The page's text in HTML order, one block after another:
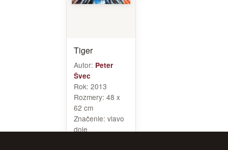
Tiger
Autor: Peter
Švec
Rok: 2013
Rozmery: 48 x
62 cm
Značenie: vlavo
dole